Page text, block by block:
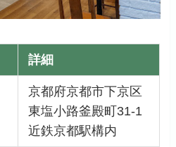
詳細
京都府京都市下京区
東塩小路釜殿町31-1
近鉄京都駅構内